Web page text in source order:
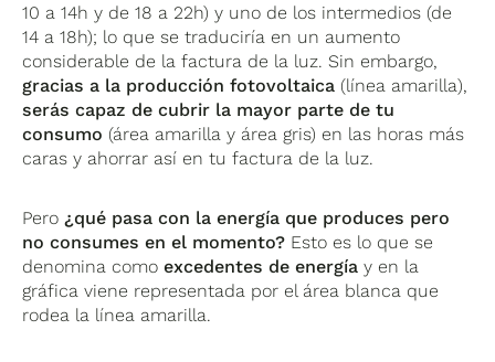
10 a 14h y de 18 a 22h) y uno de los intermedios (de
14 a 18h); lo que se traduciría en un aumento
considerable de la factura de la luz. Sin embargo,
gracias a la producción fotovoltaica (línea amarilla),
serás capaz de cubrir la mayor parte de tu
consumo (área amarilla y área gris) en las horas más
caras y ahorrar así en tu factura de la luz.
Pero¿qué pasa con la energía que produces pero
no consumes en el momento? Esto es lo que se
denomina comoexcedentes de energía y en la
gráfica viene representada por el área blanca que
rodea la línea amarilla.